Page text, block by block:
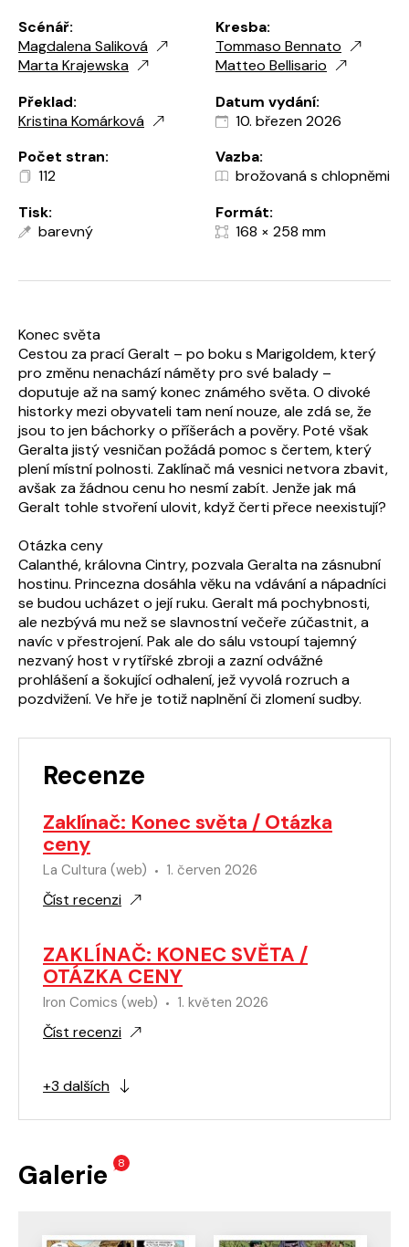
Scénář:
Magdalena Saliková
Marta Krajewska
Kresba:
Tommaso Bennato
Matteo Bellisario
Překlad:
Kristina Komárková
Datum vydání:
10. březen 2026
Počet stran:
112
Vazba:
brožovaná s chlopněmi
Tisk:
barevný
Formát:
168 × 258 mm
Konec světa
Cestou za prací Geralt – po boku s Marigoldem, který
pro změnu nenachází náměty pro své balady –
doputuje až na samý konec známého světa. O divoké
historky mezi obyvateli tam není nouze, ale zdá se, že
jsou to jen báchorky o příšerách a pověry. Poté však
Geralta jistý vesničan požádá pomoc s čertem, který
plení místní polnosti. Zaklínač má vesnici netvora zbavit,
avšak za žádnou cenu ho nesmí zabít. Jenže jak má
Geralt tohle stvoření ulovit, když čerti přece neexistují?
Otázka ceny
Calanthé, královna Cintry, pozvala Geralta na zásnubní
hostinu. Princezna dosáhla věku na vdávání a nápadníci
se budou ucházet o její ruku. Geralt má pochybnosti,
ale nezbývá mu než se slavnostní večeře zúčastnit, a
navíc v přestrojení. Pak ale do sálu vstoupí tajemný
nezvaný host v rytířské zbroji a zazní odvážné
prohlášení a šokující odhalení, jež vyvolá rozruch a
pozdvižení. Ve hře je totiž naplnění či zlomení sudby.
Recenze
Zaklínač: Konec světa / Otázka
ceny
La Cultura (web) 1. červen 2026
Číst recenzi
ZAKLÍNAČ: KONEC SVĚTA /
OTÁZKA CENY
Iron Comics (web) 1. květen 2026
Číst recenzi
+3 dalších
Galerie 8